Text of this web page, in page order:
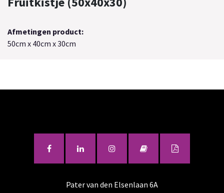
Afmetingen product:
50cm x 40cm x 30cm
Pater van den Elsenlaan 6A